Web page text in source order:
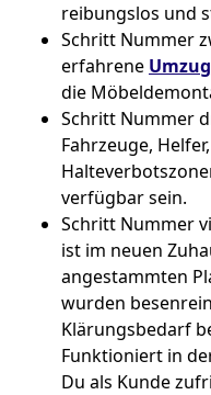
reibungslos und
Schritt Nummer
erfahrene
die
Schritt Nummer
Fahrzeuge, Helfer,
verfügbar sein.
Schritt Nummer
ist im neuen
angestammten
wurden
Klärungsbedarf
Funktioniert in
Du als Kunde